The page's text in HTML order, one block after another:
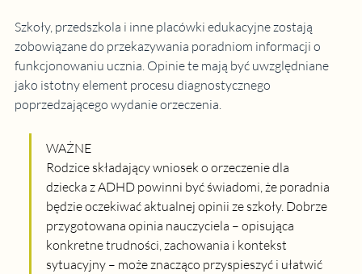
Szkoły, przedszkola i inne placówki edukacyjne zostają
zobowiązane do przekazywania poradniom informacji o
funkcjonowaniu ucznia. Opinie te mają być uwzględniane
jako istotny element procesu diagnostycznego
poprzedzającego wydanie orzeczenia.
WAŻNE
Rodzice składający wniosek o orzeczenie dla
dziecka z ADHD powinni być świadomi, że poradnia
będzie oczekiwać aktualnej opinii ze szkoły. Dobrze
przygotowana opinia nauczyciela – opisująca
konkretne trudności, zachowania i kontekst
sytuacyjny – może znacząco przyspieszyć i ułatwić